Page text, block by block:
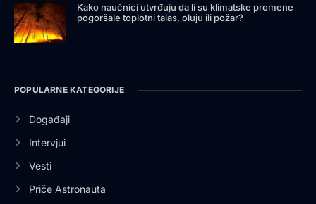
Kako naučnici utvrđuju da li su klimatske promene
pogoršale toplotni talas, oluju ili požar?
POPULARNE KATEGORIJE
Događaji
Intervjui
Vesti
Priče Astronauta